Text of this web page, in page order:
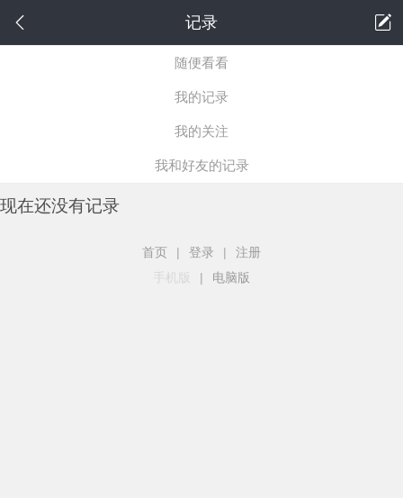
记录
随便看看
我的记录
我的关注
我和好友的记录
现在还没有记录
首页 | 登录 |
注册
手机版
| 电脑版